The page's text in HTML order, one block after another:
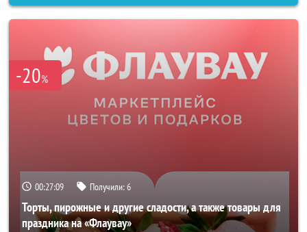
-20%
00:27:06 Получили:6
Торты, пирожные и другие сладости, а также товары для
праздника на «Флаувау»